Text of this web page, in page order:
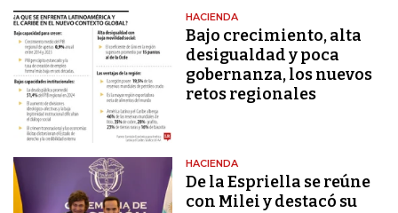
HACIENDA
Bajo crecimiento, alta
desigualdad y poca
gobernanza, los nuevos
retos regionales
HACIENDA
De la Espriella se reúne
con Milei y destacó su